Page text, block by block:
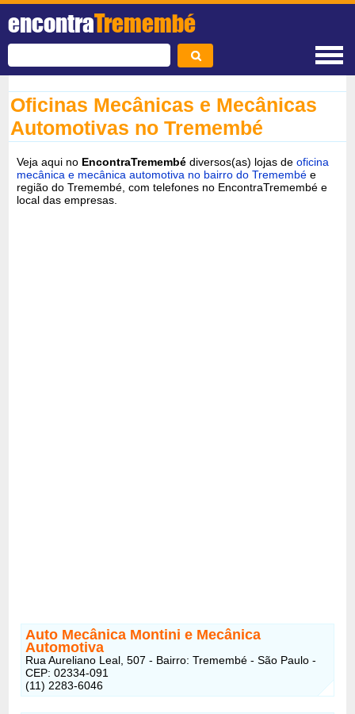
encontraTremembé
Oficinas Mecânicas e Mecânicas
Automotivas no Tremembé
Veja aqui no EncontraTremembé diversos(as) lojas deoficina
mecânica e mecânica automotiva no bairro do Tremembé e
região do Tremembé, com telefones no EncontraTremembé e
local das empresas.
Auto Mecânica Montinie Mecânica
Automotiva
Rua Aureliano Leal, 507 - Bairro: Tremembé - São Paulo -
CEP: 02334-091
(11) 2283-6046